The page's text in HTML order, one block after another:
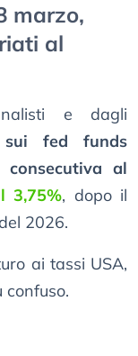
marzo,
al
e dagli
fed funds
al
3,75%, dopo il
2026.
ai tassi USA,
confuso.